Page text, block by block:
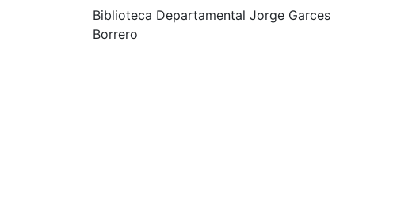
Biblioteca Departamental Jorge Garces
Borrero